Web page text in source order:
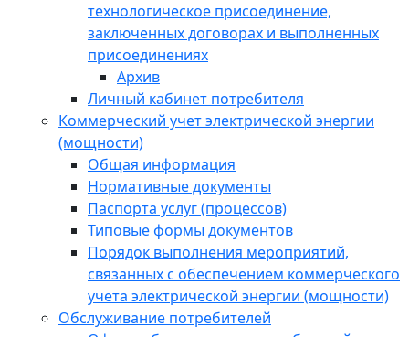
технологическое присоединение,
заключенных договорах и выполненных
присоединениях
Архив
Личный кабинет потребителя
Коммерческий учет электрической энергии
(мощности)
Общая информация
Нормативные документы
Паспорта услуг (процессов)
Типовые формы документов
Порядок выполнения мероприятий,
связанных с обеспечением коммерческого
учета электрической энергии (мощности)
Обслуживание потребителей